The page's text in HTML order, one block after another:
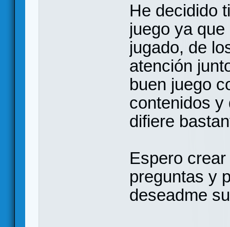
He decidido
juego ya
jugado, de
atención
buen juego
contenidos y
difiere
Espero
preguntas y
deseadme